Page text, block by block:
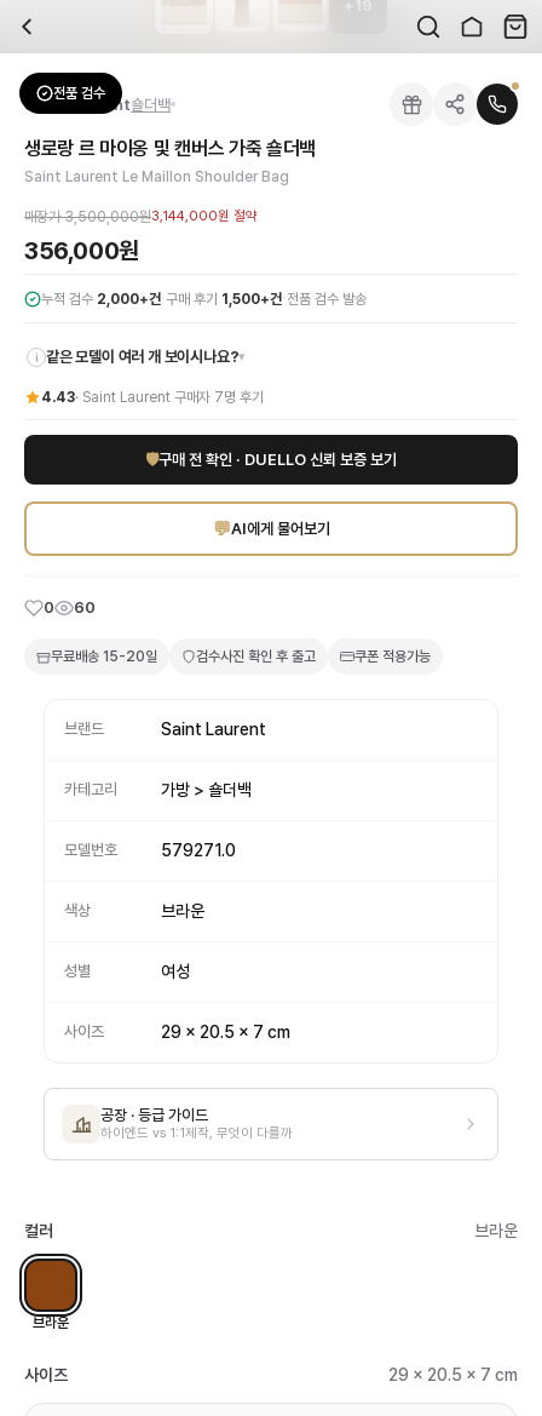
배송은 얼마나 걸리나요?
검수는 어떻게 진행되나요? 검수 사진을 받을 수 있나요?
전문 스태프가 실물 상품을 직접 확인한 후 검수 사진을 제공합니다. 가죽 재질,
교환이나 반품이 가능한가요?
수령 후 7일 이내 신청하시면 상품 하자, 사이즈 불일치, 고객 변심 모두 교환·반
네, 쿠폰과 적립금을 결제 시 함께 사용하실 수 있습니다. 적립금은 1,000원 이상
브랜드:
성별:여성
색상:브라운
가격:356,000원
세인트로랑 르 마이옹 캔버스 및 가죽 숄더백으로 당신의 스타일에 럭셔리한 정
생로랑 르 마이옹 및 캔버스 가죽 숄더백
19
전품 검수
Saint Laurent숄더백
생로랑 르 마이옹 및 캔버스 가죽 숄더백
Saint Laurent Le Maillon Shoulder Bag
매장가3,500,000원3,144,000원 절약
356,000원
누적 검수 2,000+건·구매 후기 1,500+건· 전품 검수 발송
i 같은 모델이 여러 개 보이시나요?▾
4.43· Saint Laurent 구매자 7명 후기
🛡구매 전 확인 · DUELLO 신뢰 보증 보기
💬AI에게 물어보기
0 60
무료배송 15-20일 검수사진 확인 후 출고 쿠폰 적용가능
브랜드 Saint Laurent
카테고리 가방 > 숄더백
모델번호 579271.0
색상 브라운
성별 여성
사이즈 29 x 20.5 x 7 cm
공장 · 등급 가이드
하이엔드 vs 1:1제작, 무엇이 다를까
컬러 브라운
브라운
사이즈 29 x 20.5 x 7 cm